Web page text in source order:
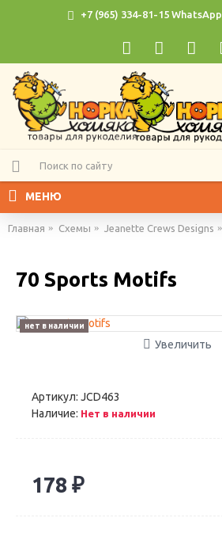
+7 (965) 334-81-15 WhatsApp
МЕНЮ
Главная Схемы Jeanette Crews Designs
70 Sports Motifs
нет в наличии
Увеличить
Артикул: JCD463
Наличие: Нет в наличии
178 ₽